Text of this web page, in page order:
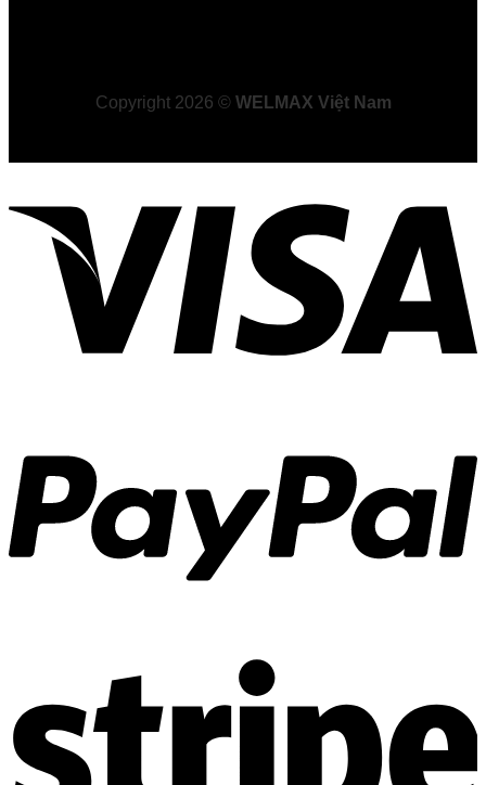
Copyright 2026 © WELMAX Việt Nam